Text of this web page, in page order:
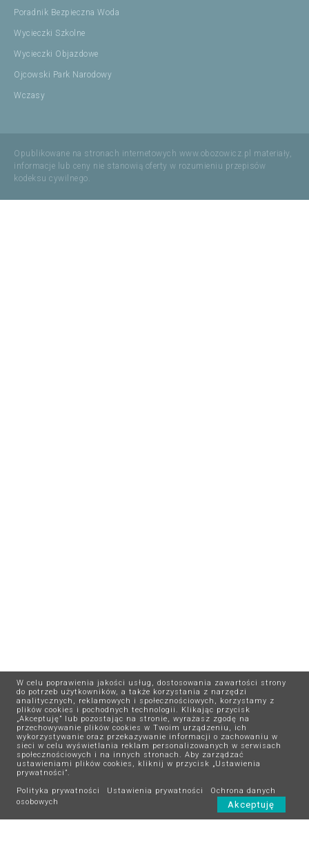
Poradnik Bezpieczna Woda
Wycieczki Szkolne
Wycieczki Objazdowe
Ojcowski Park Narodowy
Wczasy
Opublikowane na stronach internetowych www.obozowicz.pl materiały,
informacje lub ceny nie stanowią oferty w rozumieniu przepisów
kodeksu cywilnego.
W celu poprawienia jakości usług, dostosowania zawartości strony
do potrzeb użytkowników, a także korzystania z narzędzi
analitycznych, reklamowych i społecznościowych, korzystamy z
plików cookies i pochodnych technologii. Klikając przycisk
„Akceptuję” lub pozostając na stronie, wyrażasz zgodę na
przechowywanie plików cookies w Twoim urządzeniu, ich
wykorzystywanie oraz przekazywanie informacji o zachowaniu w
sieci w celu wyświetlania reklam personalizowanych w serwisach
społecznościowych i na innych stronach. Aby zarządzać
ustawieniami plików cookies, kliknij w przycisk „Ustawienia
prywatności”.
Polityka prywatności
Ustawienia prywatności
Ochrona danych
osobowych
Akceptuję